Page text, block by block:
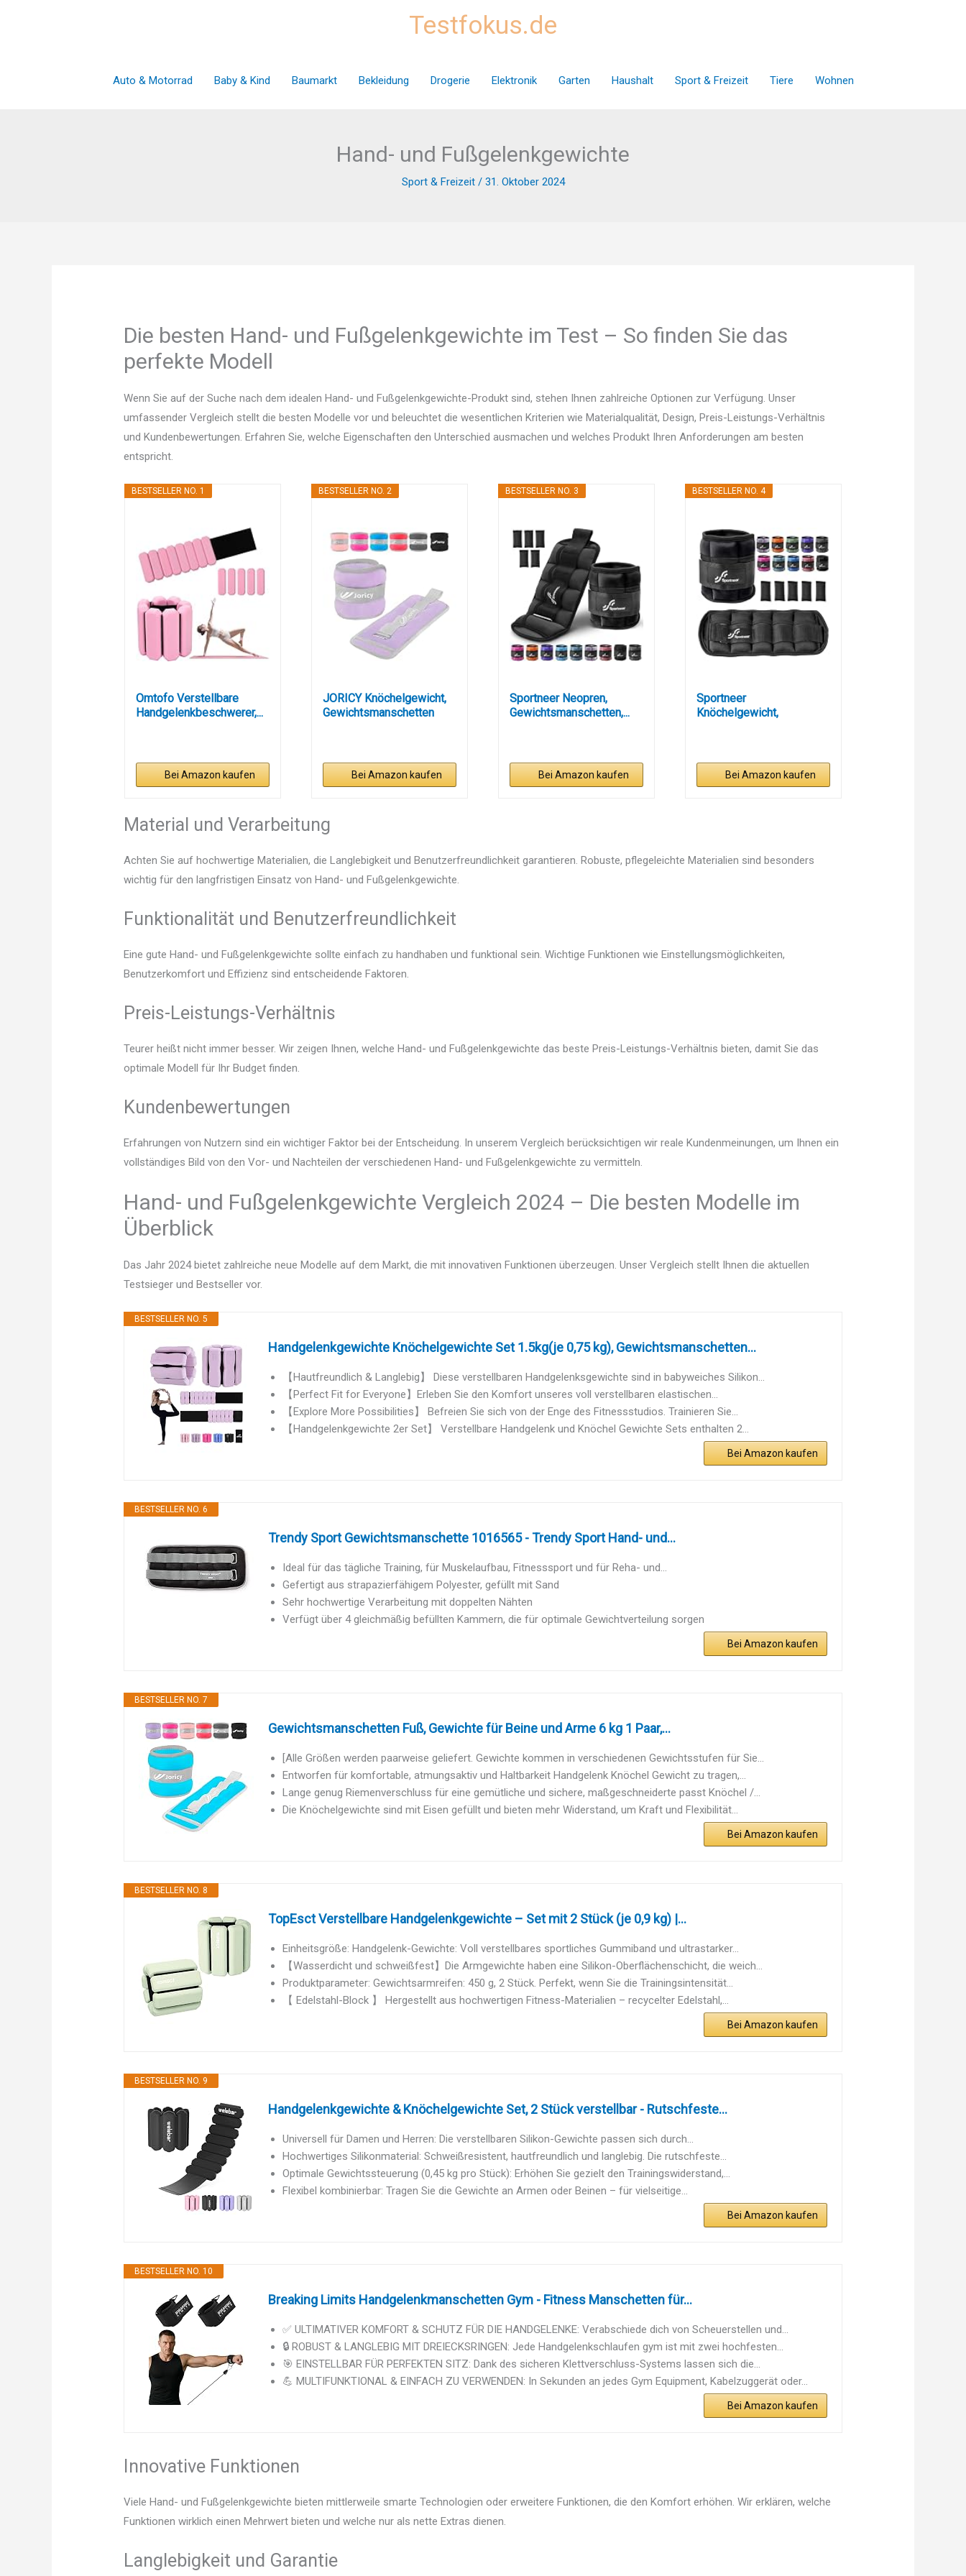
Testfokus.de
Auto & Motorrad Baby & Kind Baumarkt Bekleidung Drogerie Elektronik Garten Haushalt Sport & Freizeit Tiere Wohnen
Hand- und Fußgelenkgewichte
Sport & Freizeit/ 31. Oktober 2024
Die besten Hand- und Fußgelenkgewichte im Test – So finden Sie das
perfekte Modell
Wenn Sie auf der Suche nach dem idealen Hand- und Fußgelenkgewichte-Produkt sind, stehen Ihnen zahlreiche Optionen zur Verfügung. Unser
umfassender Vergleich stellt die besten Modelle vor und beleuchtet die wesentlichen Kriterien wie Materialqualität, Design, Preis-Leistungs-Verhältnis
und Kundenbewertungen. Erfahren Sie, welche Eigenschaften den Unterschied ausmachen und welches Produkt Ihren Anforderungen am besten
entspricht.
BESTSELLER NO. 1
Omtofo Verstellbare
Handgelenkbeschwerer,...
Bei Amazon kaufen
BESTSELLER NO. 2
JORICY Knöchelgewicht,
Gewichtsmanschetten
Bei Amazon kaufen
BESTSELLER NO. 3
Sportneer Neopren,
Gewichtsmanschetten,...
Bei Amazon kaufen
BESTSELLER NO. 4
Sportneer
Knöchelgewicht,
Bei Amazon kaufen
Material und Verarbeitung
Achten Sie auf hochwertige Materialien, die Langlebigkeit und Benutzerfreundlichkeit garantieren. Robuste, pflegeleichte Materialien sind besonders
wichtig für den langfristigen Einsatz von Hand- und Fußgelenkgewichte.
Funktionalität und Benutzerfreundlichkeit
Eine gute Hand- und Fußgelenkgewichte sollte einfach zu handhaben und funktional sein. Wichtige Funktionen wie Einstellungsmöglichkeiten,
Benutzerkomfort und Effizienz sind entscheidende Faktoren.
Preis-Leistungs-Verhältnis
Teurer heißt nicht immer besser. Wir zeigen Ihnen, welche Hand- und Fußgelenkgewichte das beste Preis-Leistungs-Verhältnis bieten, damit Sie das
optimale Modell für Ihr Budget finden.
Kundenbewertungen
Erfahrungen von Nutzern sind ein wichtiger Faktor bei der Entscheidung. In unserem Vergleich berücksichtigen wir reale Kundenmeinungen, um Ihnen ein
vollständiges Bild von den Vor- und Nachteilen der verschiedenen Hand- und Fußgelenkgewichte zu vermitteln.
Hand- und Fußgelenkgewichte Vergleich 2024 – Die besten Modelle im
Überblick
Das Jahr 2024 bietet zahlreiche neue Modelle auf dem Markt, die mit innovativen Funktionen überzeugen. Unser Vergleich stellt Ihnen die aktuellen
Testsieger und Bestseller vor.
BESTSELLER NO. 5
Handgelenkgewichte Knöchelgewichte Set 1.5kg(je 0,75 kg), Gewichtsmanschetten...
【Hautfreundlich & Langlebig】 Diese verstellbaren Handgelenksgewichte sind in babyweiches Silikon...
【Perfect Fit for Everyone】Erleben Sie den Komfort unseres voll verstellbaren elastischen...
【Explore More Possibilities】 Befreien Sie sich von der Enge des Fitnessstudios. Trainieren Sie...
【Handgelenkgewichte 2er Set】 Verstellbare Handgelenk und Knöchel Gewichte Sets enthalten 2...
Bei Amazon kaufen
BESTSELLER NO. 6
Trendy Sport Gewichtsmanschette 1016565 - Trendy Sport Hand- und...
Ideal für das tägliche Training, für Muskelaufbau, Fitnesssport und für Reha- und...
Gefertigt aus strapazierfähigem Polyester, gefüllt mit Sand
Sehr hochwertige Verarbeitung mit doppelten Nähten
Verfügt über 4 gleichmäßig befüllten Kammern, die für optimale Gewichtverteilung sorgen
Bei Amazon kaufen
BESTSELLER NO. 7
Gewichtsmanschetten Fuß, Gewichte für Beine und Arme 6 kg 1 Paar,...
[Alle Größen werden paarweise geliefert. Gewichte kommen in verschiedenen Gewichtsstufen für Sie...
Entworfen für komfortable, atmungsaktiv und Haltbarkeit Handgelenk Knöchel Gewicht zu tragen,...
Lange genug Riemenverschluss für eine gemütliche und sichere, maßgeschneiderte passt Knöchel /...
Die Knöchelgewichte sind mit Eisen gefüllt und bieten mehr Widerstand, um Kraft und Flexibilität...
Bei Amazon kaufen
BESTSELLER NO. 8
TopEsct Verstellbare Handgelenkgewichte – Set mit 2 Stück (je 0,9 kg) |...
Einheitsgröße: Handgelenk-Gewichte: Voll verstellbares sportliches Gummiband und ultrastarker...
【Wasserdicht und schweißfest】Die Armgewichte haben eine Silikon-Oberflächenschicht, die weich...
Produktparameter: Gewichtsarmreifen: 450 g, 2 Stück. Perfekt, wenn Sie die Trainingsintensität...
【 Edelstahl-Block 】 Hergestellt aus hochwertigen Fitness-Materialien – recycelter Edelstahl,...
Bei Amazon kaufen
BESTSELLER NO. 9
Handgelenkgewichte & Knöchelgewichte Set, 2 Stück verstellbar - Rutschfeste...
Universell für Damen und Herren:​​ Die verstellbaren Silikon-Gewichte passen sich durch...
Hochwertiges Silikonmaterial:​​ Schweißresistent, hautfreundlich und langlebig. Die rutschfeste...
Optimale Gewichtssteuerung (0,45 kg pro Stück):​​ Erhöhen Sie gezielt den Trainingswiderstand,...
Flexibel kombinierbar:​​ Tragen Sie die Gewichte an Armen oder Beinen – für vielseitige...
Bei Amazon kaufen
BESTSELLER NO. 10
Breaking Limits Handgelenkmanschetten Gym - Fitness Manschetten für...
✅ ULTIMATIVER KOMFORT & SCHUTZ FÜR DIE HANDGELENKE: Verabschiede dich von Scheuerstellen und...
🔒 ROBUST & LANGLEBIG MIT DREIECKSRINGEN: Jede Handgelenkschlaufen gym ist mit zwei hochfesten...
🎯 EINSTELLBAR FÜR PERFEKTEN SITZ: Dank des sicheren Klettverschluss-Systems lassen sich die...
💪 MULTIFUNKTIONAL & EINFACH ZU VERWENDEN: In Sekunden an jedes Gym Equipment, Kabelzuggerät oder...
Bei Amazon kaufen
Innovative Funktionen
Viele Hand- und Fußgelenkgewichte bieten mittlerweile smarte Technologien oder erweitere Funktionen, die den Komfort erhöhen. Wir erklären, welche
Funktionen wirklich einen Mehrwert bieten und welche nur als nette Extras dienen.
Langlebigkeit und Garantie